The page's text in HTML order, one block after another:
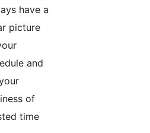
have a
picture
and
of
time